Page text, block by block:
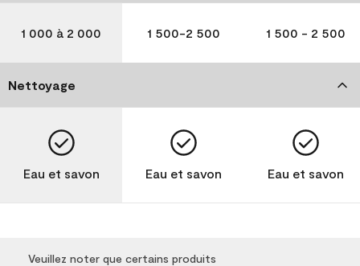
1 000 à 2 000 1 500-2 500 1 500 - 2 500
Nettoyage
Eau et savon Eau et savon Eau et savon
Veuillez noter que certains produits